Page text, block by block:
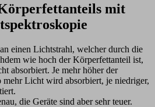
mit
einen Lichtstrahl, welcher durch die
wie hoch der Körperfettanteil ist,
absorbiert. Je mehr höher der
Licht wird absorbiert, je niedriger,
die Geräte sind aber sehr teuer.